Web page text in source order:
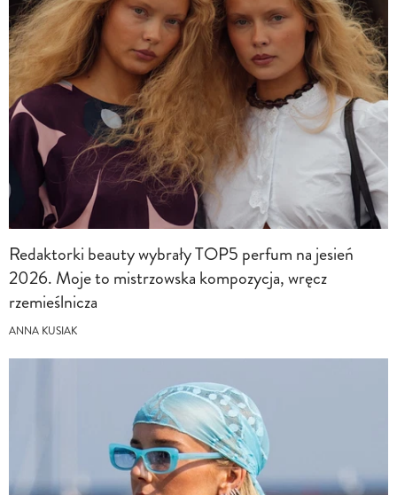
Redaktorki beauty wybrały TOP5 perfum na jesień
2026. Moje to mistrzowska kompozycja, wręcz
rzemieślnicza
ANNA KUSIAK